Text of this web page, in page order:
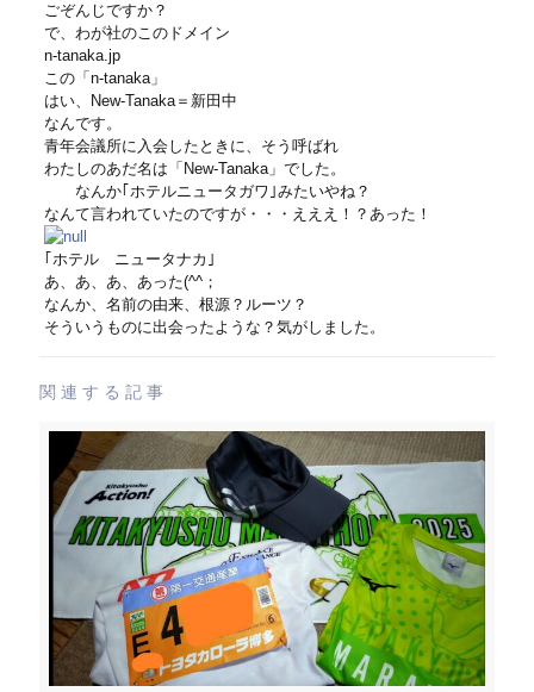
ごぞんじですか？
で、わが社のこのドメイン
n-tanaka.jp
この「n-tanaka」
はい、New-Tanaka＝新田中
なんです。
青年会議所に入会したときに、そう呼ばれ
わたしのあだ名は「New-Tanaka」でした。
なんか｢ホテルニュータガワ｣みたいやね？
なんて言われていたのですが・・・えええ！？あった！
｢ホテル ニュータナカ｣
あ、あ、あ、あった(^^；
なんか、名前の由来、根源？ルーツ？
そういうものに出会ったような？気がしました。
関連する記事